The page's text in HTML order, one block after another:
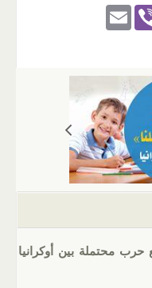
Vi
محتملة بين أوكرانيا